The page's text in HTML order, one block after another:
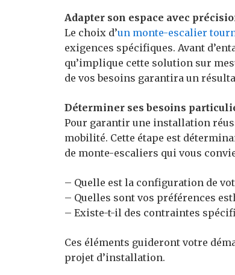
Adapter son espace avec
Le choix d’un monte-escalier
exigences spécifiques. Avant
qu’implique cette solution sur
de vos besoins garantira un
Déterminer ses besoins
Pour garantir une installation
mobilité. Cette étape est
de monte-escaliers qui vous
– Quelle est la configuration de
– Quelles sont vos préférences
– Existe-t-il des contraintes
Ces éléments guideront votre
projet d’installation.